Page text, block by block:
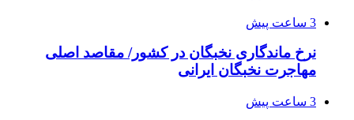
3 ساعت پیش
نرخ ماندگاری نخبگان در کشور/ مقاصد اصلی
مهاجرت نخبگان ایرانی
3 ساعت پیش